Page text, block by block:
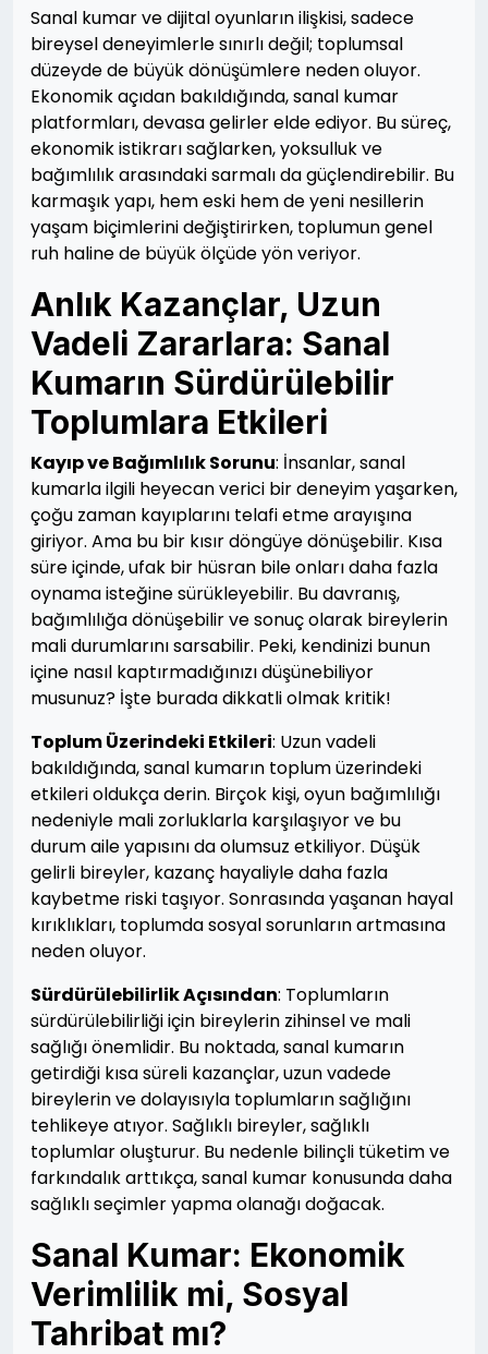
Sanal kumar ve dijital oyunların ilişkisi, sadece
bireysel deneyimlerle sınırlı değil; toplumsal
düzeyde de büyük dönüşümlere neden oluyor.
Ekonomik açıdan bakıldığında, sanal kumar
platformları, devasa gelirler elde ediyor. Bu süreç,
ekonomik istikrarı sağlarken, yoksulluk ve
bağımlılık arasındaki sarmalı da güçlendirebilir. Bu
karmaşık yapı, hem eski hem de yeni nesillerin
yaşam biçimlerini değiştirirken, toplumun genel
ruh haline de büyük ölçüde yön veriyor.
Anlık Kazançlar, Uzun
Vadeli Zararlara: Sanal
Kumarın Sürdürülebilir
Toplumlara Etkileri
Kayıp ve Bağımlılık Sorunu: İnsanlar, sanal
kumarla ilgili heyecan verici bir deneyim yaşarken,
çoğu zaman kayıplarını telafi etme arayışına
giriyor. Ama bu bir kısır döngüye dönüşebilir. Kısa
süre içinde, ufak bir hüsran bile onları daha fazla
oynama isteğine sürükleyebilir. Bu davranış,
bağımlılığa dönüşebilir ve sonuç olarak bireylerin
mali durumlarını sarsabilir. Peki, kendinizi bunun
içine nasıl kaptırmadığınızı düşünebiliyor
musunuz? İşte burada dikkatli olmak kritik!
Toplum Üzerindeki Etkileri: Uzun vadeli
bakıldığında, sanal kumarın toplum üzerindeki
etkileri oldukça derin. Birçok kişi, oyun bağımlılığı
nedeniyle mali zorluklarla karşılaşıyor ve bu
durum aile yapısını da olumsuz etkiliyor. Düşük
gelirli bireyler, kazanç hayaliyle daha fazla
kaybetme riski taşıyor. Sonrasında yaşanan hayal
kırıklıkları, toplumda sosyal sorunların artmasına
neden oluyor.
Sürdürülebilirlik Açısından: Toplumların
sürdürülebilirliği için bireylerin zihinsel ve mali
sağlığı önemlidir. Bu noktada, sanal kumarın
getirdiği kısa süreli kazançlar, uzun vadede
bireylerin ve dolayısıyla toplumların sağlığını
tehlikeye atıyor. Sağlıklı bireyler, sağlıklı
toplumlar oluşturur. Bu nedenle bilinçli tüketim ve
farkındalık arttıkça, sanal kumar konusunda daha
sağlıklı seçimler yapma olanağı doğacak.
Sanal Kumar: Ekonomik
Verimlilik mi, Sosyal
Tahribat mı?